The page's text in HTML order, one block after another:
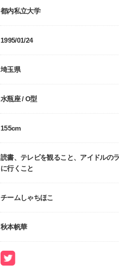
都内私立大学
1995/01/24
埼玉県
水瓶座 / O型
155cm
読書、テレビを観ること、アイドルの
に行くこと
チームしゃちほこ
秋本帆華